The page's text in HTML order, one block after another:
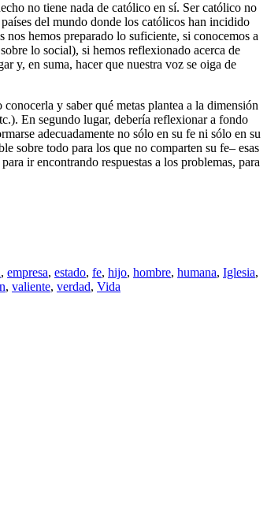
no tiene nada de católico en sí. Ser católico no
del mundo donde los católicos han incidido
hemos preparado lo suficiente, si conocemos a
lo social), si hemos reflexionado acerca de
y, en suma, hacer que nuestra voz se oiga de
y saber qué metas plantea a la dimensión
En segundo lugar, debería reflexionar a fondo
adecuadamente no sólo en su fe ni sólo en su
sobre todo para los que no comparten su fe– esas
ir encontrando respuestas a los problemas, para
, empresa, estado, fe, hijo, hombre, humana, Iglesia,
, valiente, verdad, Vida